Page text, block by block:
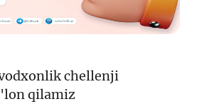
chellenji
qilamiz